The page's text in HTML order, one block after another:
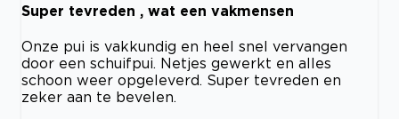
Super tevreden , wat een vakmensen
Onze pui is vakkundig en heel snel vervangen
door een schuifpui. Netjes gewerkt en alles
schoon weer opgeleverd. Super tevreden en
zeker aan te bevelen.